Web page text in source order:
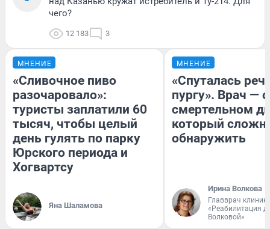
чего?
12 183 3
МНЕНИЕ
«Сливочное пиво
разочаровало»:
туристы заплатили 60
тысяч, чтобы целый
день гулять по парку
Юрского периода и
Хогвартсу
Яна Шаламова
МНЕНИЕ
«Спуталась
пургу». Врач — о
смертельном
который
обнаружить
Ирина Волкова
Главврач
«Реабилитация
Волковой»